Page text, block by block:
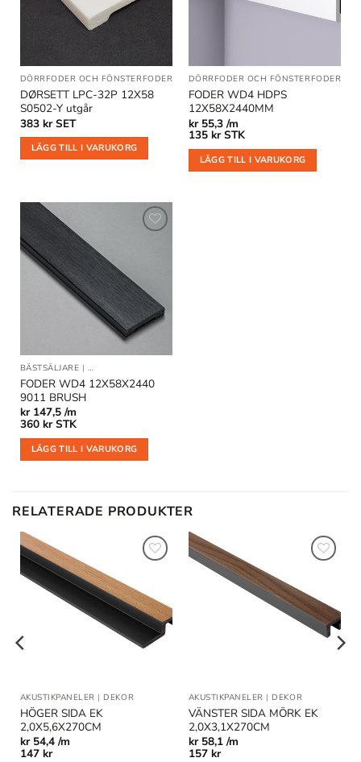
DÖRRFODER OCH FÖNSTERFODER
DØRSETT LPC-32P 12X58
S0502-Y utgår
383 kr SET
LÄGG TILL I VARUKORG
DÖRRFODER OCH FÖNSTERFODER
FODER WD4 HDPS
12X58X2440MM
kr55,3 /m
135 kr STK
LÄGG TILL I VARUKORG
önskelistan
BÄSTSÄLJARE | DÖRRFODER OCH FÖNSTERFODER
FODER WD4 12X58X2440
9011 BRUSH
kr147,5 /m
360 kr STK
LÄGG TILL I VARUKORG
RELATERADE PRODUKTER
Lägg till
i
önskelistan
AKUSTIKPANELER | DEKOR
HÖGER SIDA EK
2,0X5,6X270CM
kr54,4 /m
147 kr
Lägg till
i
önskelistan
AKUSTIKPANELER | DEKOR
VÄNSTER SIDA MÖRK EK
2,0X3,1X270CM
kr58,1 /m
157 kr